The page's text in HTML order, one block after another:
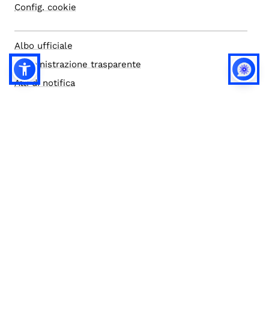
Config. cookie
Albo ufficiale
Amministrazione trasparente
Atti di notifica